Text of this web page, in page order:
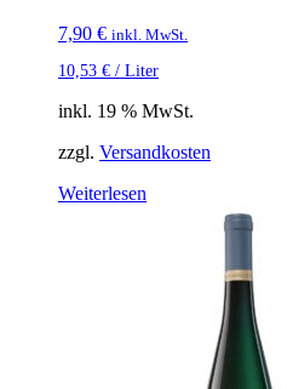
7,90 € inkl. MwSt.
10,53 € / Liter
inkl. 19 % MwSt.
zzgl. Versandkosten
Weiterlesen